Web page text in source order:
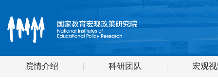
院情介绍 科研团队 宏观